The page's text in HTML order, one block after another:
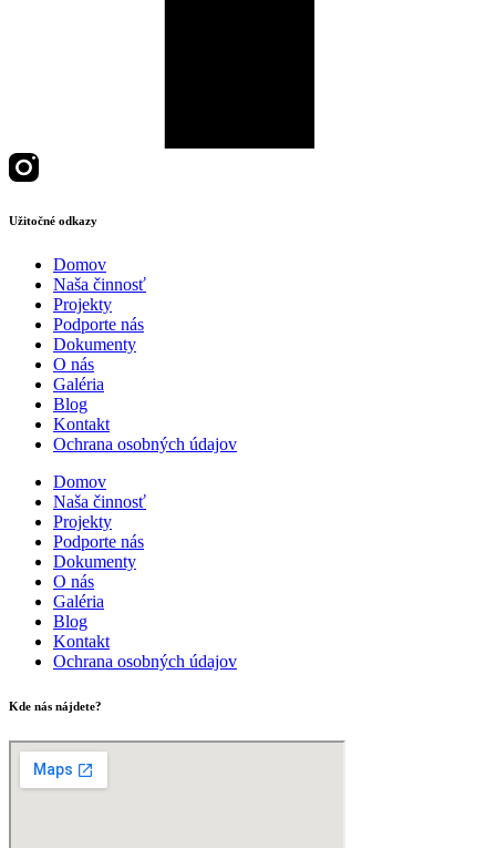
Užitočné odkazy
Domov
Naša činnosť
Projekty
Podporte nás
Dokumenty
O nás
Galéria
Blog
Kontakt
Ochrana osobných údajov
Domov
Naša činnosť
Projekty
Podporte nás
Dokumenty
O nás
Galéria
Blog
Kontakt
Ochrana osobných údajov
Kde nás nájdete?